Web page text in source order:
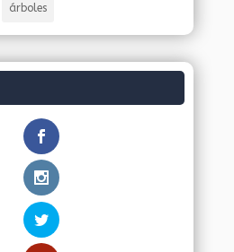
árboles